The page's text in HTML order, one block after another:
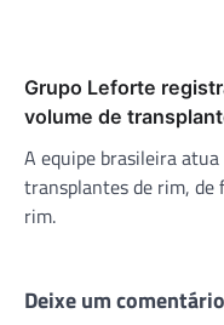
Grupo Leforte
volume de
A equipe brasileira
transplantes de rim, de
rim.
Deixe um comentário